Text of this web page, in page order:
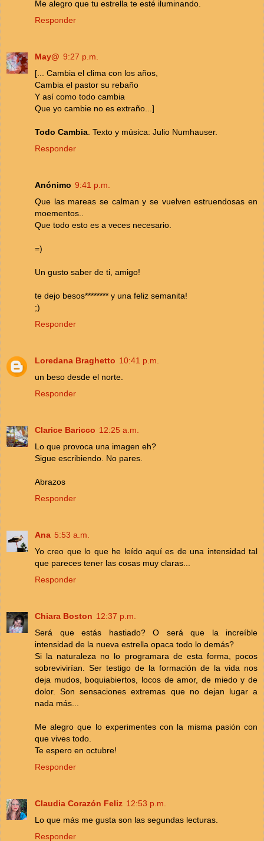
Me alegro que tu estrella te esté iluminando.
Responder
May@ 9:27 p.m.
[... Cambia el clima con los años,
Cambia el pastor su rebaño
Y así como todo cambia
Que yo cambie no es extraño...]
Todo Cambia . Texto y música: Julio Numhauser.
Responder
Anónimo 9:41 p.m.
Que las mareas se calman y se vuelven estruendosas en
moementos..
Que todo esto es a veces necesario.
=)
Un gusto saber de ti, amigo!
te dejo besos******** y una feliz semanita!
;)
Responder
Loredana Braghetto 10:41 p.m.
un beso desde el norte.
Responder
Clarice Baricco 12:25 a.m.
Lo que provoca una imagen eh?
Sigue escribiendo. No pares.
Abrazos
Responder
Ana 5:53 a.m.
Yo creo que lo que he leído aquí es de una intensidad tal
que pareces tener las cosas muy claras...
Responder
Chiara Boston 12:37 p.m.
Será que estás hastiado? O será que la increíble
intensidad de la nueva estrella opaca todo lo demás?
Si la naturaleza no lo programara de esta forma, pocos
sobrevivirían. Ser testigo de la formación de la vida nos
deja mudos, boquiabiertos, locos de amor, de miedo y de
dolor. Son sensaciones extremas que no dejan lugar a
nada más...
Me alegro que lo experimentes con la misma pasión con
que vives todo.
Te espero en octubre!
Responder
Claudia Corazón Feliz 12:53 p.m.
Lo que más me gusta son las segundas lecturas.
Responder